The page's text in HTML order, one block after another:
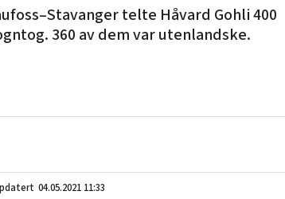
telte Håvard Gohli 400
360 av dem var utenlandske.
04.05.2021 11:33